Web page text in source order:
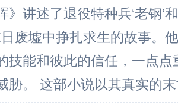
》讲述了退役特种兵‘老钢’
日废墟中挣扎求生的故事。
技能和彼此的信任，一点点
胁。 这部小说以其真实的